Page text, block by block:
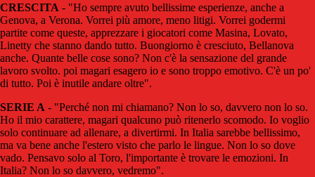
CRESCITA - "Ho sempre avuto bellissime esperienze, anche a
Genova, a Verona. Vorrei più amore, meno litigi. Vorrei godermi
partite come queste, apprezzare i giocatori come Masina, Lovato,
Linetty che stanno dando tutto. Buongiorno è cresciuto, Bellanova
anche. Quante belle cose sono? Non c'è la sensazione del grande
lavoro svolto. poi magari esagero io e sono troppo emotivo. C'è un po'
di tutto. Poi è inutile andare oltre".
SERIE A - "Perché non mi chiamano? Non lo so, davvero non lo so.
Ho il mio carattere, magari qualcuno può ritenerlo scomodo. Io voglio
solo continuare ad allenare, a divertirmi. In Italia sarebbe bellissimo,
ma va bene anche l'estero visto che parlo le lingue. Non lo so dove
vado. Pensavo solo al Toro, l'importante è trovare le emozioni. In
Italia? Non lo so davvero, vedremo".